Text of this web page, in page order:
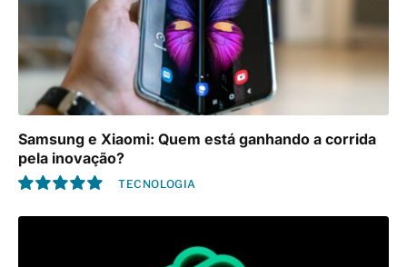
Samsung e Xiaomi: Quem está ganhando a corrida
pela inovação?
10.0
TECNOLOGIA